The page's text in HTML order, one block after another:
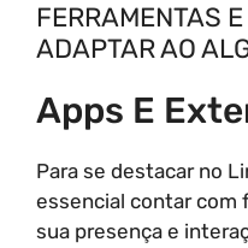
FERRAMENTAS
ADAPTAR AO
Apps E
Para se destacar no
essencial contar com
sua presença e